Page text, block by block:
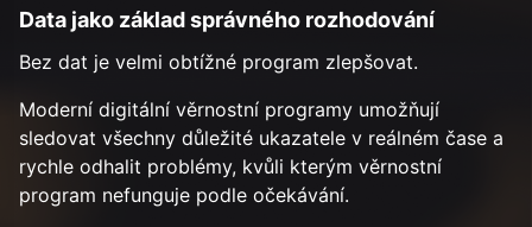
Data jako základ správného rozhodování
Bez dat je velmi obtížné program zlepšovat.
Moderní digitální věrnostní programy umožňují
sledovat všechny důležité ukazatele v reálném čase a
rychle odhalit problémy, kvůli kterým věrnostní
program nefunguje podle očekávání.